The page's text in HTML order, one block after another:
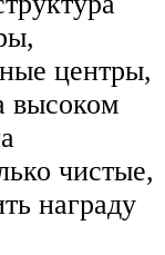
центры,
высоком
чистые,
награду